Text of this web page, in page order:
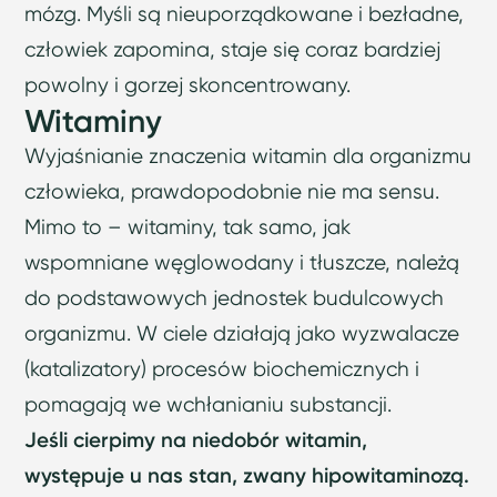
mózg. Myśli są nieuporządkowane i bezładne,
człowiek zapomina, staje się coraz bardziej
powolny i gorzej skoncentrowany.
Witaminy
Wyjaśnianie znaczenia witamin dla organizmu
człowieka, prawdopodobnie nie ma sensu.
Mimo to – witaminy, tak samo, jak
wspomniane węglowodany i tłuszcze, należą
do podstawowych jednostek budulcowych
organizmu. W ciele działają jako wyzwalacze
(katalizatory) procesów biochemicznych i
pomagają we wchłanianiu substancji.
Jeśli cierpimy na niedobór witamin,
występuje u nas stan, zwany hipowitaminozą.